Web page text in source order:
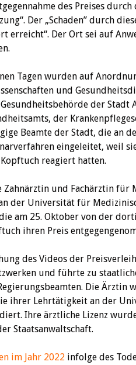
des Preises
Der „Schaden” durch
erreicht“. Der Ort sei auf
Tagen wurden auf
und
der Stadt
der
Beamte der Stadt, die an
eingeleitet, weil
Kopftuch reagiert hatten.
Zahnärztin und Fachärztin für
der Universität für
am 25. Oktober von der
ihren Preis
des Videos der
und führte zu
Die
ihrer Lehrtätigkeit an der
Ihre ärztliche Lizenz
Staatsanwaltschaft.
im Jahr 2022 infolge des